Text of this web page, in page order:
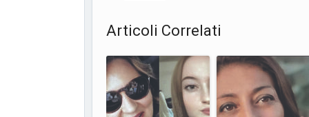
Articoli Correlati